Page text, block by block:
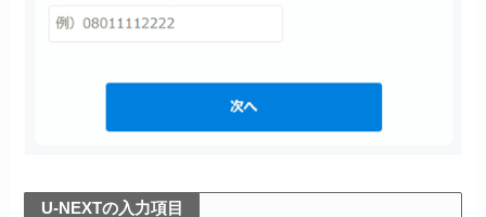
U-NEXTの入力項目